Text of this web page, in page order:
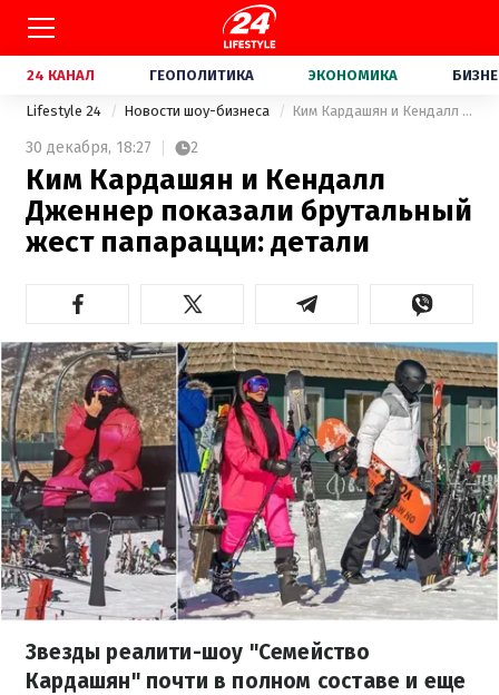
24 КАНАЛ ГЕОПОЛИТИКА ЭКОНОМИКА
Lifestyle 24 Новости шоу-бизнеса Ким Кардашян и Кендалл Дженнер показали брутальный жест папарацци: детали
30 декабря, 18:27 2
Ким Кардашян и Кендалл
Дженнер показали брутальный
жест папарацци: детали
Звезды реалити-шоу "Семейство
Кардашян" почти в полном составе и еще